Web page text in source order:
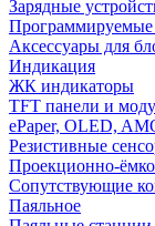
Зарядные
Программируемые
Аксессуары для
Индикация
ЖК индикаторы
TFT панели и
ePaper, OLED,
Резистивные
Проекционно-
Сопутствующие
Паяльное